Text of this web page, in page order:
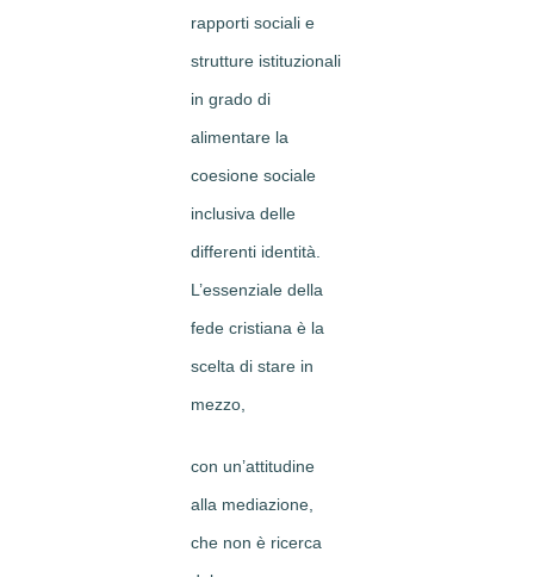
rapporti sociali e
strutture istituzionali
in grado di
alimentare la
coesione sociale
inclusiva delle
differenti identità.
L’essenziale della
fede cristiana è la
scelta di stare in
mezzo,
con un’attitudine
alla mediazione,
che non è ricerca